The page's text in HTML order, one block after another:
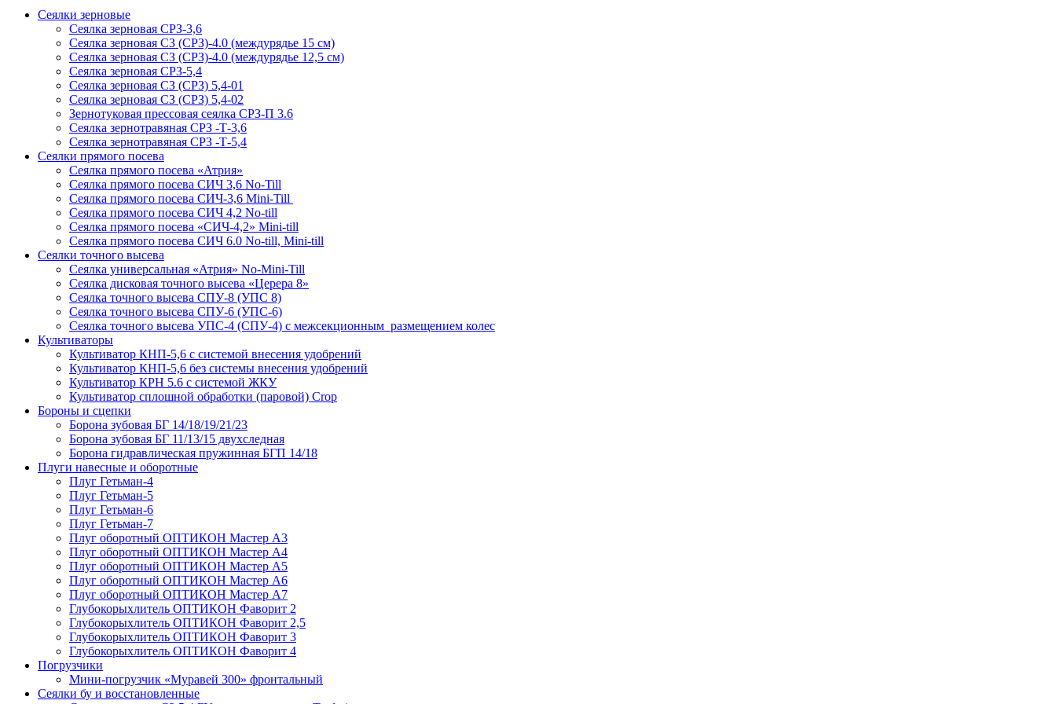
Сеялки зерновые
Сеялка зерновая СРЗ-3,6
Сеялка зерновая СЗ (СРЗ)-4.0 (междурядье 15 см)
Сеялка зерновая СЗ (СРЗ)-4.0 (междурядье 12,5 см)
Сеялка зерновая СРЗ-5,4
Сеялка зерновая СЗ (СРЗ) 5,4-01
Сеялка зерновая СЗ (СРЗ) 5,4-02
Зернотуковая прессовая сеялка СРЗ-П 3.6
Сеялка зернотравяная СРЗ -Т-3,6
Сеялка зернотравяная СРЗ -Т-5,4
Сеялки прямого посева
Сеялка прямого посева «Атрия»
Сеялка прямого посева СИЧ 3,6 No-Till
Сеялка прямого посева СИЧ-3,6 Mini-Till
Сеялка прямого посева СИЧ 4,2 No-till
Сеялка прямого посева «СИЧ-4,2» Mini-till
Сеялка прямого посева СИЧ 6.0 No-till, Mini-till
Сеялки точного высева
Сеялка универсальная «Атрия» No-Mini-Till
Сеялка дисковая точного высева «Церера 8»
Сеялка точного высева СПУ-8 (УПС 8)
Сеялка точного высева СПУ-6 (УПС-6)
Сеялка точного высева УПС-4 (СПУ-4) с межсекционным размещением колес
Культиваторы
Культиватор КНП-5,6 с системой внесения удобрений
Культиватор КНП-5,6 без системы внесения удобрений
Культиватор КРН 5.6 с системой ЖКУ
Культиватор сплошной обработки (паровой) Crop
Бороны и сцепки
Борона зубовая БГ 14/18/19/21/23
Борона зубовая БГ 11/13/15 двухследная
Борона гидравлическая пружинная БГП 14/18
Плуги навесные и оборотные
Плуг Гетьман-4
Плуг Гетьман-5
Плуг Гетьман-6
Плуг Гетьман-7
Плуг оборотный ОПТИКОН Мастер А3
Плуг оборотный ОПТИКОН Мастер А4
Плуг оборотный ОПТИКОН Мастер А5
Плуг оборотный ОПТИКОН Мастер А6
Плуг оборотный ОПТИКОН Мастер А7
Глубокорыхлитель ОПТИКОН Фаворит 2
Глубокорыхлитель ОПТИКОН Фаворит 2,5
Глубокорыхлитель ОПТИКОН Фаворит 3
Глубокорыхлитель ОПТИКОН Фаворит 4
Погрузчики
Мини-погрузчик «Муравей 300» фронтальный
Сеялки бу и восстановленные